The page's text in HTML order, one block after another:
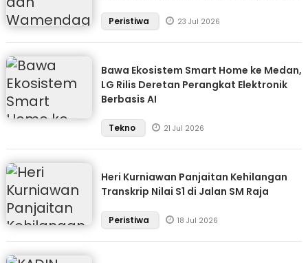
Peristiwa 23 Jul 2026
Bawa Ekosistem Smart Home ke Medan,
LG Rilis Deretan Perangkat Elektronik
Berbasis AI
Tekno 21 Jul 2026
Heri Kurniawan Panjaitan Kehilangan
Transkrip Nilai S1 di Jalan SM Raja
Peristiwa 18 Jul 2026